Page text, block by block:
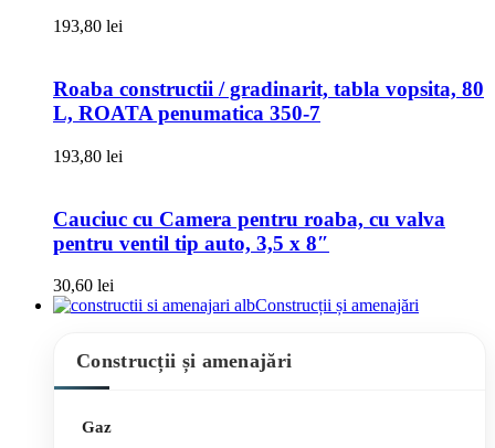
193,80 lei
Roaba constructii / gradinarit, tabla vopsita, 80
L, ROATA penumatica 350-7
193,80 lei
Cauciuc cu Camera pentru roaba, cu valva
pentru ventil tip auto, 3,5 x 8″
30,60 lei
Construcții și amenajări
Construcții și amenajări
Gaz